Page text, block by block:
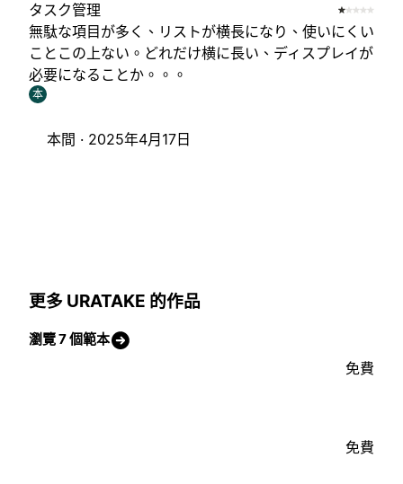
タスク管理
無駄な項目が多く、リストが横長になり、使いにくい
ことこの上ない。どれだけ横に長い、ディスプレイが
必要になることか。。。
本
本間 · 2025年4月17日
更多 URATAKE 的作品
瀏覽 7 個範本
免費
免費